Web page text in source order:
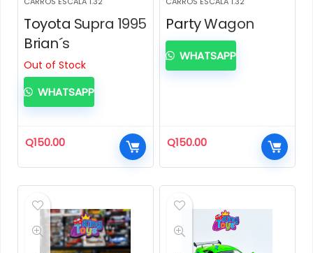
Toyota Supra 1995
Brian´s
Out of Stock
Q150.00
WHATSAPP
Party Wagon
Q150.00
WHATSAPP